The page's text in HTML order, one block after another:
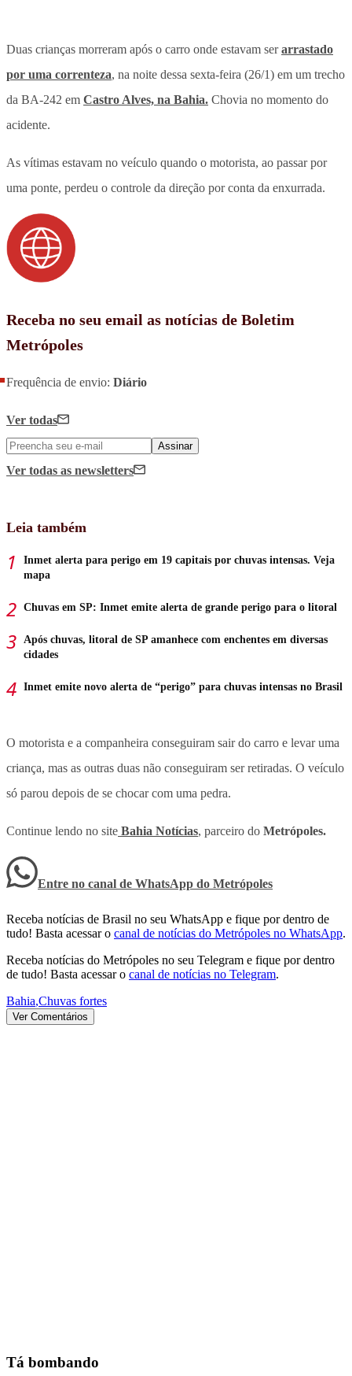
Duas crianças morreram após o carro onde estavam serarrastado
por uma correnteza, na noite dessa sexta-feira (26/1) em um trecho
da BA-242 em Castro Alves, na Bahia. Chovia no momento do
acidente.
As vítimas estavam no veículo quando o motorista, ao passar por
uma ponte, perdeu o controle da direção por conta da enxurrada.
Receba no seu email as notícias de Boletim
Metrópoles
Frequência de envio: Diário
Ver todas
Assinar
Ver todas as newsletters
Leia também
Inmet alerta para perigo em 19 capitais por chuvas intensas. Veja
mapa
Chuvas em SP: Inmet emite alerta de grande perigo para o litoral
Após chuvas, litoral de SP amanhece com enchentes em diversas
cidades
Inmet emite novo alerta de “perigo” para chuvas intensas no Brasil
O motorista e a companheira conseguiram sair do carro e levar uma
criança, mas as outras duas não conseguiram ser retiradas. O veículo
só parou depois de se chocar com uma pedra.
Continue lendo no site Bahia Notícias, parceiro do Metrópoles.
Entre no canal de WhatsApp do Metrópoles
Receba notícias de Brasil no seu WhatsApp e fique por dentro de
tudo! Basta acessar o canal de notícias do Metrópoles no WhatsApp.
Receba notícias do Metrópoles no seu Telegram e fique por dentro
de tudo! Basta acessar o canal de notícias no Telegram.
Bahia,Chuvas fortes
Ver Comentários
Tá bombando